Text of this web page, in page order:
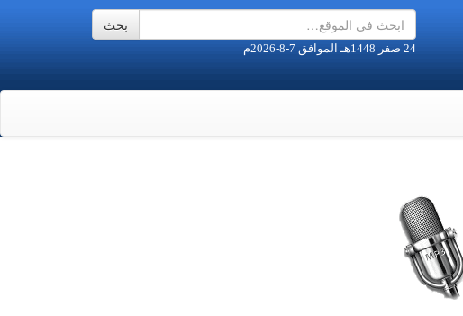
24 صفر 1448هـ الموافق 7-8-2026م